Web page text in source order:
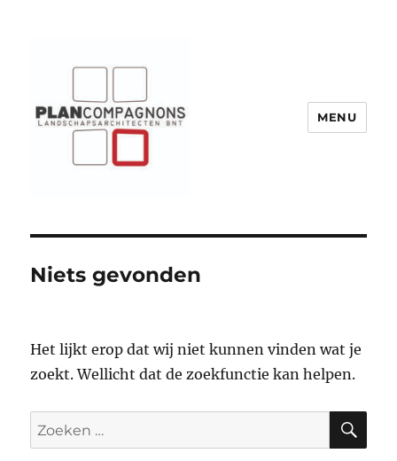
MENU
Niets gevonden
Het lijkt erop dat wij niet kunnen vinden wat je
zoekt. Wellicht dat de zoekfunctie kan helpen.
Zoeken
naar: